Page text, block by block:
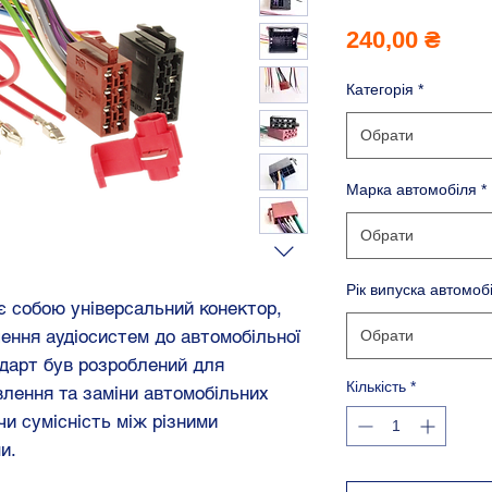
собою універсальний конектор,
аудіосистем до автомобільної
був розроблений для
та заміни автомобільних
сумісність між різними
240,00 ₴Ціна
Категорія *
Обрати
Марка автомобіля *
Обрати
Рік випуска
Обрати
Кількість *